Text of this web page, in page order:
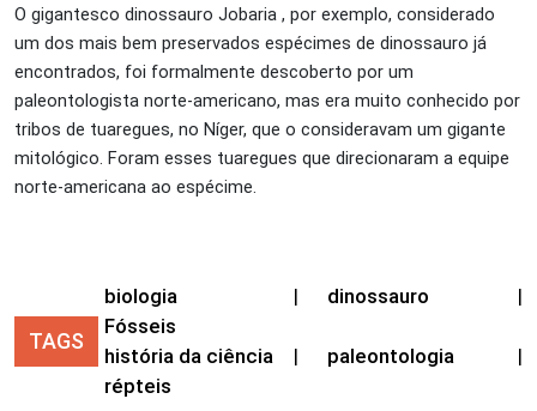
O gigantesco dinossauro Jobaria , por exemplo, considerado
um dos mais bem preservados espécimes de dinossauro já
encontrados, foi formalmente descoberto por um
paleontologista norte-americano, mas era muito conhecido por
tribos de tuaregues, no Níger, que o consideravam um gigante
mitológico. Foram esses tuaregues que direcionaram a equipe
norte-americana ao espécime.
TAGS
biologia | dinossauro
|
Fósseis
história da ciência
| paleontologia
|
répteis